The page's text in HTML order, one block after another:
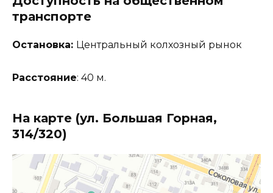
транспорте
Остановка: Центральный колхозный рынок
Расстояние: 40 м.
На карте (ул. Большая Горная,
314/320)